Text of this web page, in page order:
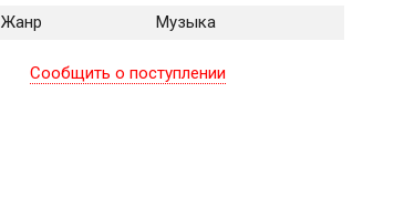
Жанр
Музыка
Сообщить о поступлении